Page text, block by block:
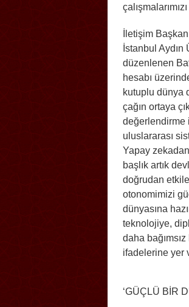
İletişim
İstanbul
düzenlenen
hesabı
kutuplu dünya
çağın ortaya
değerlendirme
uluslararası
Yapay
başlık artık
doğrudan
otonomimizi
dünyasına
teknolojiye,
daha
ifadelerine yer
‘GÜÇLÜ BİR